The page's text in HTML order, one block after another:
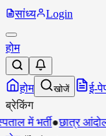
सांध्य Login
होम
होम खोजें ई-
ब्रेकिंग
●छात्र आंदोलन के